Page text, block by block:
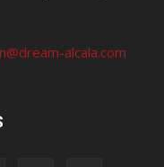
alcala.com